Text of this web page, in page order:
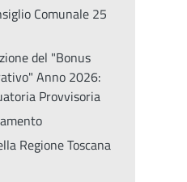
Comunale 25
del "Bonus
Anno 2026:
Provvisoria
Regione Toscana